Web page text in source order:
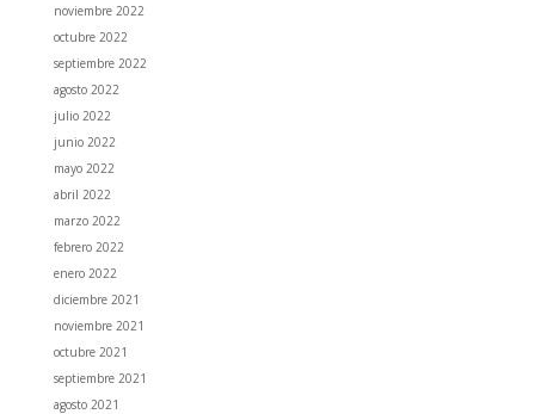
noviembre 2022
octubre 2022
septiembre 2022
agosto 2022
julio 2022
junio 2022
mayo 2022
abril 2022
marzo 2022
febrero 2022
enero 2022
diciembre 2021
noviembre 2021
octubre 2021
septiembre 2021
agosto 2021